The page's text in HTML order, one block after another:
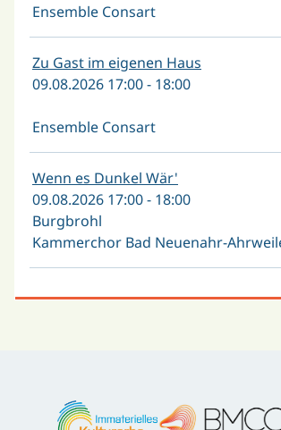
Ensemble Consart
Zu Gast im eigenen Haus
09.08.2026 17:00 - 18:00
Ensemble Consart
Wenn es Dunkel Wär'
09.08.2026 17:00 - 18:00
Burgbrohl
Kammerchor Bad Neuenahr-